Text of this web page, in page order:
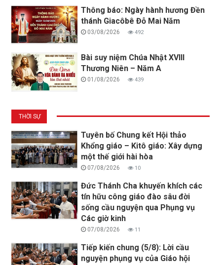
Thông báo: Ngày hành hương Đền
thánh Giacôbê Đỗ Mai Năm
03/08/2026 492
Bài suy niệm Chúa Nhật XVIII
Thương Niên – Năm A
01/08/2026 439
THỜI SỰ
Tuyên bố Chung kết Hội thảo
Khổng giáo – Kitô giáo: Xây dựng
một thế giới hài hòa
07/08/2026 10
Đức Thánh Cha khuyến khích các
tín hữu công giáo đào sâu đời
sống cầu nguyện qua Phụng vụ
Các giờ kinh
07/08/2026 11
Tiếp kiến chung (5/8): Lời cầu
nguyện phụng vụ của Giáo hội